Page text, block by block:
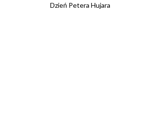
Dzień Petera Hujara